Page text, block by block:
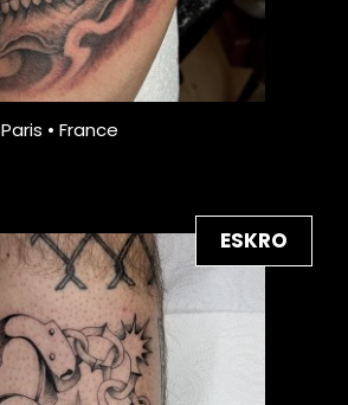
Paris • France
ESKRO